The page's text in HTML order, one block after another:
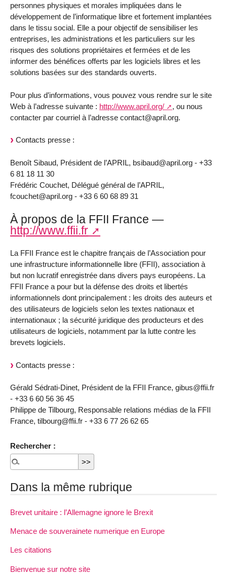
personnes physiques et morales impliquées dans le
développement de l’informatique libre et fortement implantées
dans le tissu social. Elle a pour objectif de sensibiliser les
entreprises, les administrations et les particuliers sur les
risques des solutions propriétaires et fermées et de les
informer des bénéfices offerts par les logiciels libres et les
solutions basées sur des standards ouverts.
Pour plus d’informations, vous pouvez vous rendre sur le site
Web à l’adresse suivante : http://www.april.org/
, ou nous
contacter par courriel à l’adresse contact@april.org.
Contacts presse :
Benoît Sibaud, Président de l’APRIL, bsibaud@april.org - +33
6 81 18 11 30
Frédéric Couchet, Délégué général de l’APRIL,
fcouchet@april.org - +33 6 60 68 89 31
À propos de la FFII France —
http://www.ffii.fr
La FFII France est le chapitre français de l’Association pour
une infrastructure informationnelle libre (FFII), association à
but non lucratif enregistrée dans divers pays européens. La
FFII France a pour but la défense des droits et libertés
informationnels dont principalement : les droits des auteurs et
des utilisateurs de logiciels selon les textes nationaux et
internationaux ; la sécurité juridique des producteurs et des
utilisateurs de logiciels, notamment par la lutte contre les
brevets logiciels.
Contacts presse :
Gérald Sédrati-Dinet, Président de la FFII France, gibus@ffii.fr
- +33 6 60 56 36 45
Philippe de Tilbourg, Responsable relations médias de la FFII
France, tilbourg@ffii.fr - +33 6 77 26 62 65
Rechercher :
Dans la même rubrique
Brevet unitaire : l’Allemagne ignore le Brexit
Menace de souverainete numerique en Europe
Les citations
Bienvenue sur notre site